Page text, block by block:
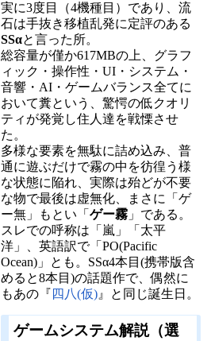
実に3度目（4機種目）であり、流
石は手抜き移植乱発に定評のある
SSαと言った所。
総容量が僅か617MBの上、グラフ
ィック・操作性・UI・システム・
音響・AI・ゲームバランス全てに
おいて糞という、驚愕の低クオリ
ティが発覚し住人達を戦慄させ
た。
多様な要素を無駄に詰め込み、普
通に遊ぶだけで霧の中を彷徨う様
な状態に陥れ、実際は殆どが不要
な物で最後は虚無化、まさに「ゲ
ー無」もとい「 ゲー霧 」である。
スレでの呼称は「嵐」「太平
洋」、英語訳で「PO(Pacific
Ocean)」とも。SSα4本目(携帯版含
めると8本目)の話題作で、偶然に
もあの『 四八(仮) 』と同じ誕生日。
ゲームシステム解説（選